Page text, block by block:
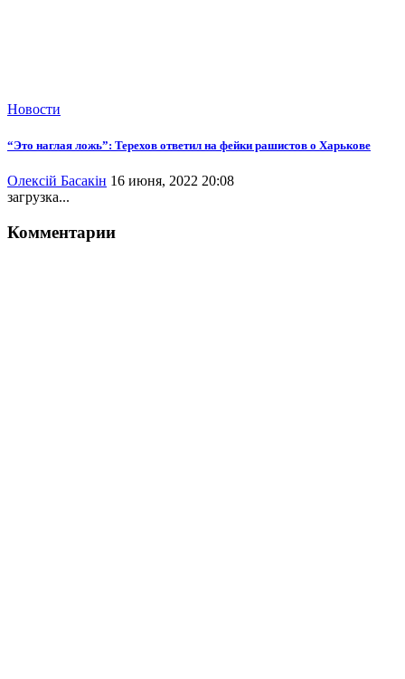
Новости
“Это наглая ложь”: Терехов ответил на фейки рашистов о Харькове
Олексій Басакін 16 июня, 2022 20:08
загрузка...
Комментарии